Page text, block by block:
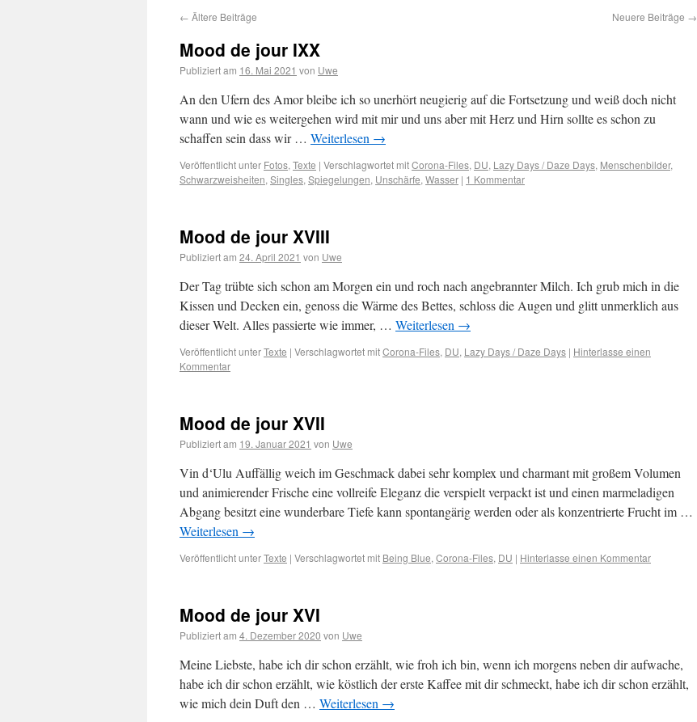
← Ältere Beiträge Neuere Beiträge →
Mood de jour IXX
Publiziert am 16. Mai 2021 von Uwe
An den Ufern des Amor bleibe ich so unerhört neugierig auf die Fortsetzung und weiß doch nicht
wann und wie es weitergehen wird mit mir und uns aber mit Herz und Hirn sollte es schon zu
schaffen sein dass wir … Weiterlesen →
Veröffentlicht unter Fotos, Texte | Verschlagwortet mitCorona-Files, DU, Lazy Days / Daze Days, Menschenbilder,
Schwarzweisheiten, Singles, Spiegelungen, Unschärfe, Wasser | 1 Kommentar
Mood de jour XVIII
Publiziert am 24. April 2021 von Uwe
Der Tag trübte sich schon am Morgen ein und roch nach angebrannter Milch. Ich grub mich in die
Kissen und Decken ein, genoss die Wärme des Bettes, schloss die Augen und glitt unmerklich aus
dieser Welt. Alles passierte wie immer, … Weiterlesen →
Veröffentlicht unterTexte | Verschlagwortet mitCorona-Files, DU, Lazy Days / Daze Days | Hinterlasse einen
Kommentar
Mood de jour XVII
Publiziert am 19. Januar 2021 von Uwe
Vin d‘Ulu Auffällig weich im Geschmack dabei sehr komplex und charmant mit großem Volumen
und animierender Frische eine vollreife Eleganz die verspielt verpackt ist und einen marmeladigen
Abgang besitzt eine wunderbare Tiefe kann spontangärig werden oder als konzentrierte Frucht im …
Weiterlesen →
Veröffentlicht unterTexte | Verschlagwortet mit Being Blue, Corona-Files, DU | Hinterlasse einen Kommentar
Mood de jour XVI
Publiziert am 4. Dezember 2020 von Uwe
Meine Liebste, habe ich dir schon erzählt, wie froh ich bin, wenn ich morgens neben dir aufwache,
habe ich dir schon erzählt, wie köstlich der erste Kaffee mit dir schmeckt, habe ich dir schon erzählt,
wie mich dein Duft den … Weiterlesen →